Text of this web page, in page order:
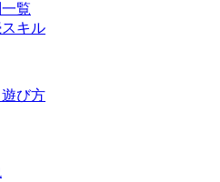
覧
キル
び方